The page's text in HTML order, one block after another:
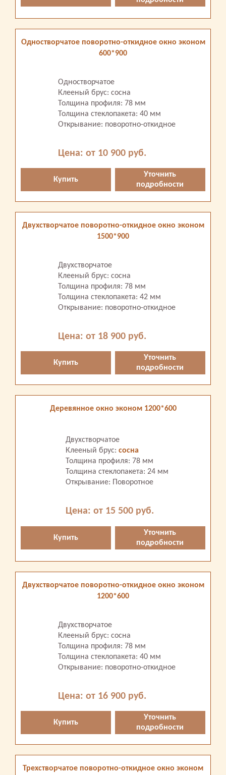
Одностворчатое поворотно-откидное окно эконом
600*900
Одностворчатое
Клееный брус: сосна
Толщина профиля: 78 мм
Толщина стеклопакета: 40 мм
Открывание: поворотно-откидное
Цена: от 10 900 руб.
Купить
Уточнить
подробности
Двухстворчатое поворотно-откидное окно эконом
1500*900
Двухстворчатое
Клееный брус: сосна
Толщина профиля: 78 мм
Толщина стеклопакета: 42 мм
Открывание: поворотно-откидное
Цена: от 18 900 руб.
Купить
Уточнить
подробности
Деревянное окно эконом 1200*600
Двухстворчатое
Клееный брус: сосна
Толщина профиля: 78 мм
Толщина стеклопакета: 24 мм
Открывание: Поворотное
Цена: от 15 500 руб.
Купить
Уточнить
подробности
Двухстворчатое поворотно-откидное окно эконом
1200*600
Двухстворчатое
Клееный брус: сосна
Толщина профиля: 78 мм
Толщина стеклопакета: 40 мм
Открывание: поворотно-откидное
Цена: от 16 900 руб.
Купить
Уточнить
подробности
Трехстворчатое поворотно-откидное окно эконом